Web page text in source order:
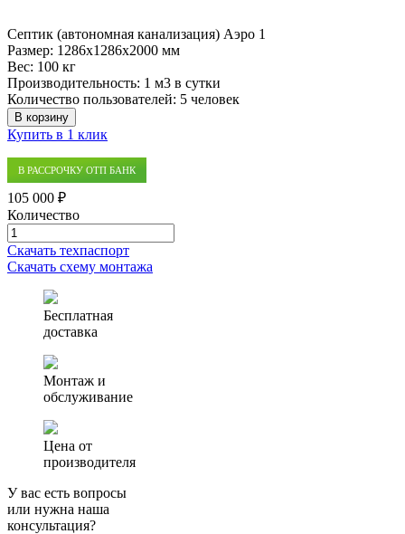
Септик (автономная канализация) Аэро 1
Размер: 1286x1286x2000 мм
Вес: 100 кг
Производительность: 1 м3 в сутки
Количество пользователей: 5 человек
В корзину
Купить в 1 клик
В РАССРОЧКУ ОТП БАНК
105 000 ₽
Количество
Количество
товара
Септик
канализация)
Скачать техпаспорт
Скачать схему монтажа
Бесплатная
доставка
Монтаж и
обслуживание
Цена от
производителя
У вас есть вопросы
или нужна наша
консультация?